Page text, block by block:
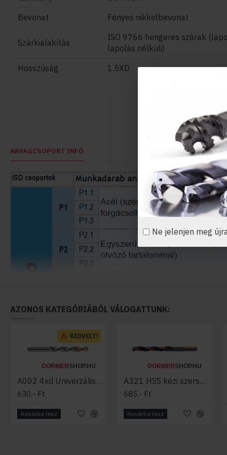
Ne jelenjen meg
Bevonat
Fényes nikkelbevonat
Szárkialakítás
ISO 9766 hengeres szárak
lapolás nélküli)
Hosszúság
1.5XD
ANYAGCSOPORT INFÓ
AZONOS KATEGÓRIÁBÓL VÁLOGATTUNK:
DORMERSHOP.HU
KEDVELT!
A002 4xd Univerzális HSS fúró TiAlN heggyel DORMER
630.- Ft
Kosárba tesz
DORMERSHOP.HU
A321 HSS kézi szerszámgépekhez - közepes hosszúságú fúró, bronzos, gõztemperált felületkezelés
685.- Ft
Kosárba tesz